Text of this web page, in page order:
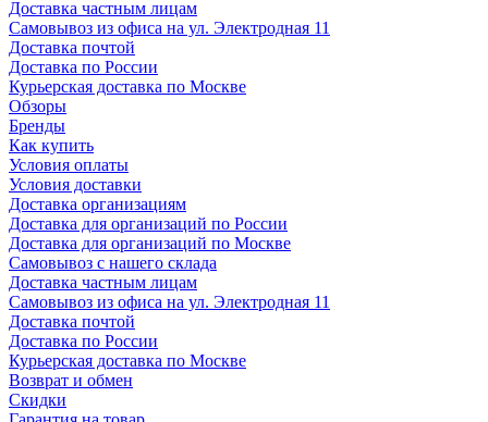
Доставка частным лицам
Самовывоз из офиса на ул. Электродная 11
Доставка почтой
Доставка по России
Курьерская доставка по Москве
Обзоры
Бренды
Как купить
Условия оплаты
Условия доставки
Доставка организациям
Доставка для организаций по России
Доставка для организаций по Москве
Самовывоз с нашего склада
Доставка частным лицам
Самовывоз из офиса на ул. Электродная 11
Доставка почтой
Доставка по России
Курьерская доставка по Москве
Возврат и обмен
Скидки